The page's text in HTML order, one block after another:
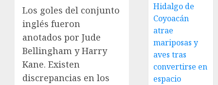
Los goles del conjunto
inglés fueron
anotados por Jude
Bellingham y Harry
Kane. Existen
discrepancias en los
Hidalgo de
Coyoacán
atrae
mariposas y
aves tras
convertirse en
espacio